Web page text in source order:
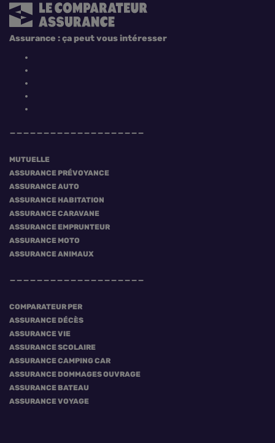
MUTUELLE
ASSURANCE PRÉVOYANCE
ASSURANCE AUTO
ASSURANCE HABITATION
ASSURANCE CARAVANE
ASSURANCE EMPRUNTEUR
ASSURANCE MOTO
ASSURANCE ANIMAUX
COMPARATEUR PER
ASSURANCE DÉCÈS
ASSURANCE VIE
ASSURANCE SCOLAIRE
ASSURANCE CAMPING CAR
ASSURANCE DOMMAGES OUVRAGE
ASSURANCE BATEAU
ASSURANCE VOYAGE
Assurance : ça peut vous intéresser